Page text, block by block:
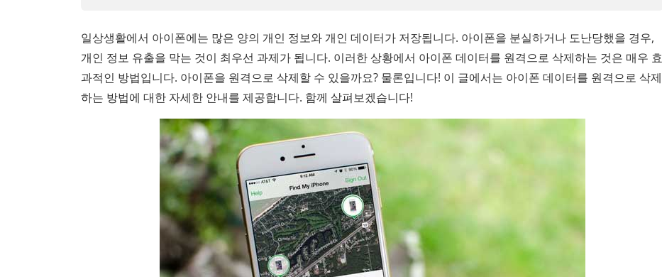
일상생활에서 아이폰에는 많은 양의 개인 정보와 개인 데이터가 저장됩니다. 아이폰을 분실하거나 도난당했을 경우,
개인 정보 유출을 막는 것이 최우선 과제가 됩니다. 이러한 상황에서 아이폰 데이터를 원격으로 삭제하는 것은 매우 효
과적인 방법입니다. 아이폰을 원격으로 삭제할 수 있을까요? 물론입니다! 이 글에서는 아이폰 데이터를 원격으로 삭제
하는 방법에 대한 자세한 안내를 제공합니다. 함께 살펴보겠습니다!